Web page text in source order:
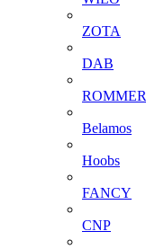
ZOTA
DAB
ROMMER
Belamos
Hoobs
FANCY
CNP